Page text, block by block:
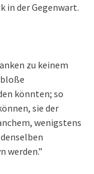
in der Gegenwart.
zu keinem
könnten; so
sie der
wenigstens
werden.”